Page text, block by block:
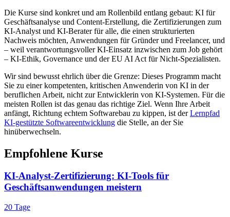
Die Kurse sind konkret und am Rollenbild entlang gebaut: KI für
Geschäftsanalyse und Content-Erstellung, die Zertifizierungen zum
KI-Analyst und KI-Berater für alle, die einen strukturierten
Nachweis möchten, Anwendungen für Gründer und Freelancer, und
– weil verantwortungsvoller KI-Einsatz inzwischen zum Job gehört
– KI-Ethik, Governance und der EU AI Act für Nicht-Spezialisten.
Wir sind bewusst ehrlich über die Grenze: Dieses Programm macht
Sie zu einer kompetenten, kritischen Anwenderin von KI in der
beruflichen Arbeit, nicht zur Entwicklerin von KI-Systemen. Für die
meisten Rollen ist das genau das richtige Ziel. Wenn Ihre Arbeit
anfängt, Richtung echtem Softwarebau zu kippen, ist derLernpfad
KI-gestützte Softwareentwicklung die Stelle, an der Sie
hinüberwechseln.
Empfohlene Kurse
KI-Analyst-Zertifizierung: KI-Tools für
Geschäftsanwendungen meistern
20 Tage